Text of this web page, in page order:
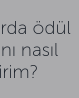
ödül
nasıl